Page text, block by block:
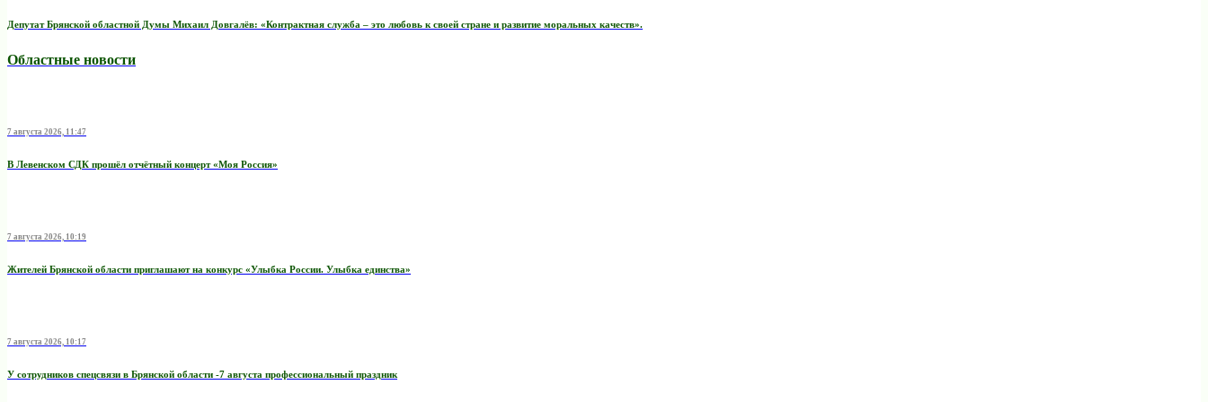
Депутат Брянской областной Думы Михаил Довгалёв: «Контрактная служба – это любовь к своей стране и развитие моральных качеств».
Областные новости
7 августа 2026, 11:47
В Левенском СДК прошёл отчётный концерт «Моя Россия»
7 августа 2026, 10:19
Жителей Брянской области приглашают на конкурс «Улыбка России. Улыбка единства»
7 августа 2026, 10:17
У сотрудников спецсвязи в Брянской области -7 августа профессиональный праздник